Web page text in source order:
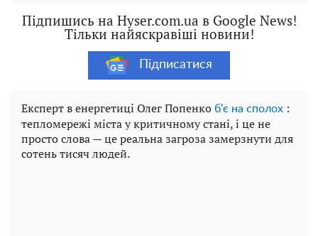
Підпишись на Hyser.com.ua в Google News!
Тільки найяскравіші новини!
Підписатися
Експерт в енергетиці Олег Попенко б'є на сполох :
тепломережі міста у критичному стані, і це не
просто слова — це реальна загроза замерзнути для
сотень тисяч людей.